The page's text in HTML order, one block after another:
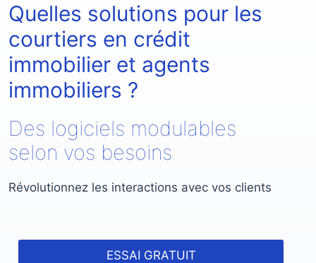
Quelles solutions pour les
courtiers en crédit
immobilier et agents
immobiliers ?
Des logiciels modulables
selon vos besoins
Révolutionnez les interactions avec vos clients
ESSAI GRATUIT